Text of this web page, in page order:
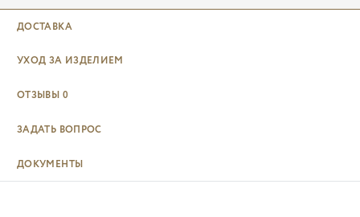
ДОСТАВКА
УХОД ЗА ИЗДЕЛИЕМ
ОТЗЫВЫ 0
ЗАДАТЬ ВОПРОС
ДОКУМЕНТЫ